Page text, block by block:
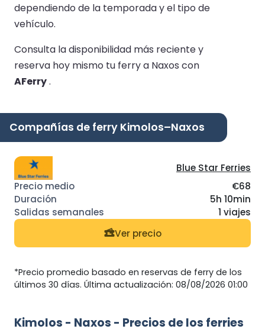
dependiendo de la temporada y el tipo de
vehículo.
Consulta la disponibilidad más reciente y
reserva hoy mismo tu ferry a Naxos con
AFerry.
Compañías de ferry Kimolos–Naxos
Blue Star Ferries
€68
5h 10min
1 viajes
Ver precio
*Precio promedio basado en reservas de ferry de los
últimos 30 días. Última actualización: 08/08/2026 01:00
Kimolos - Naxos - Precios de los ferries